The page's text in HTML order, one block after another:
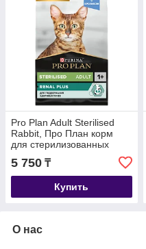
Pro Plan Adult Sterilised
Rabbit, Про План корм
для стерилизованных
кошек с кроликом,
весовой 1 кг.
5 750 ₸
Купить
О нас